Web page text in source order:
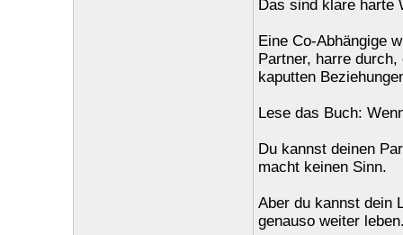
Das sind klare harte
Eine Co-Abhängige
Partner, harre
kaputten
Lese das Buch:
Du kannst deinen
macht keinen Sinn.
Aber du kannst dein
genauso weiter